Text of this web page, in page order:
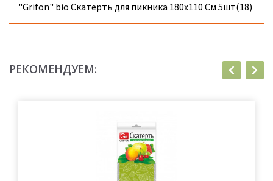
"Grifon" bio Скатерть для пикника 180х110 См 5шт(18)
РЕКОМЕНДУЕМ: